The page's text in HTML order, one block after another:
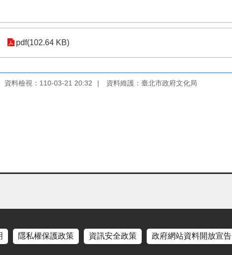
pdf(102.64 KB)
資料檢視：110-03-21 20:32 資料維護：臺北市政府文化局
隱私權保護政策 資訊安全政策 政府網站資料開放宣告